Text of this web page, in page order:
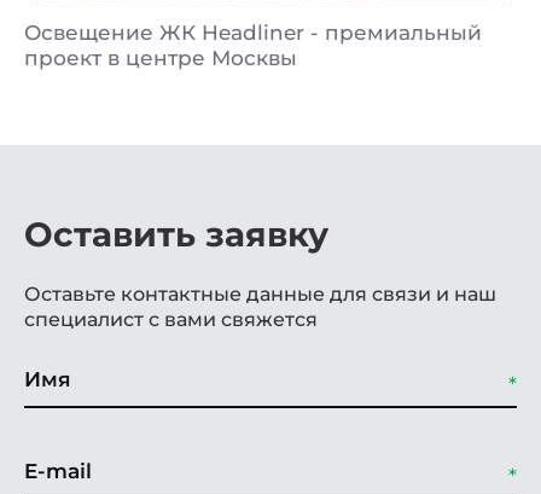
Освещение ЖК Headliner - премиальный
проект в центре Москвы
Оставить заявку
Оставьте контактные данные для связи и наш
специалист с вами свяжется